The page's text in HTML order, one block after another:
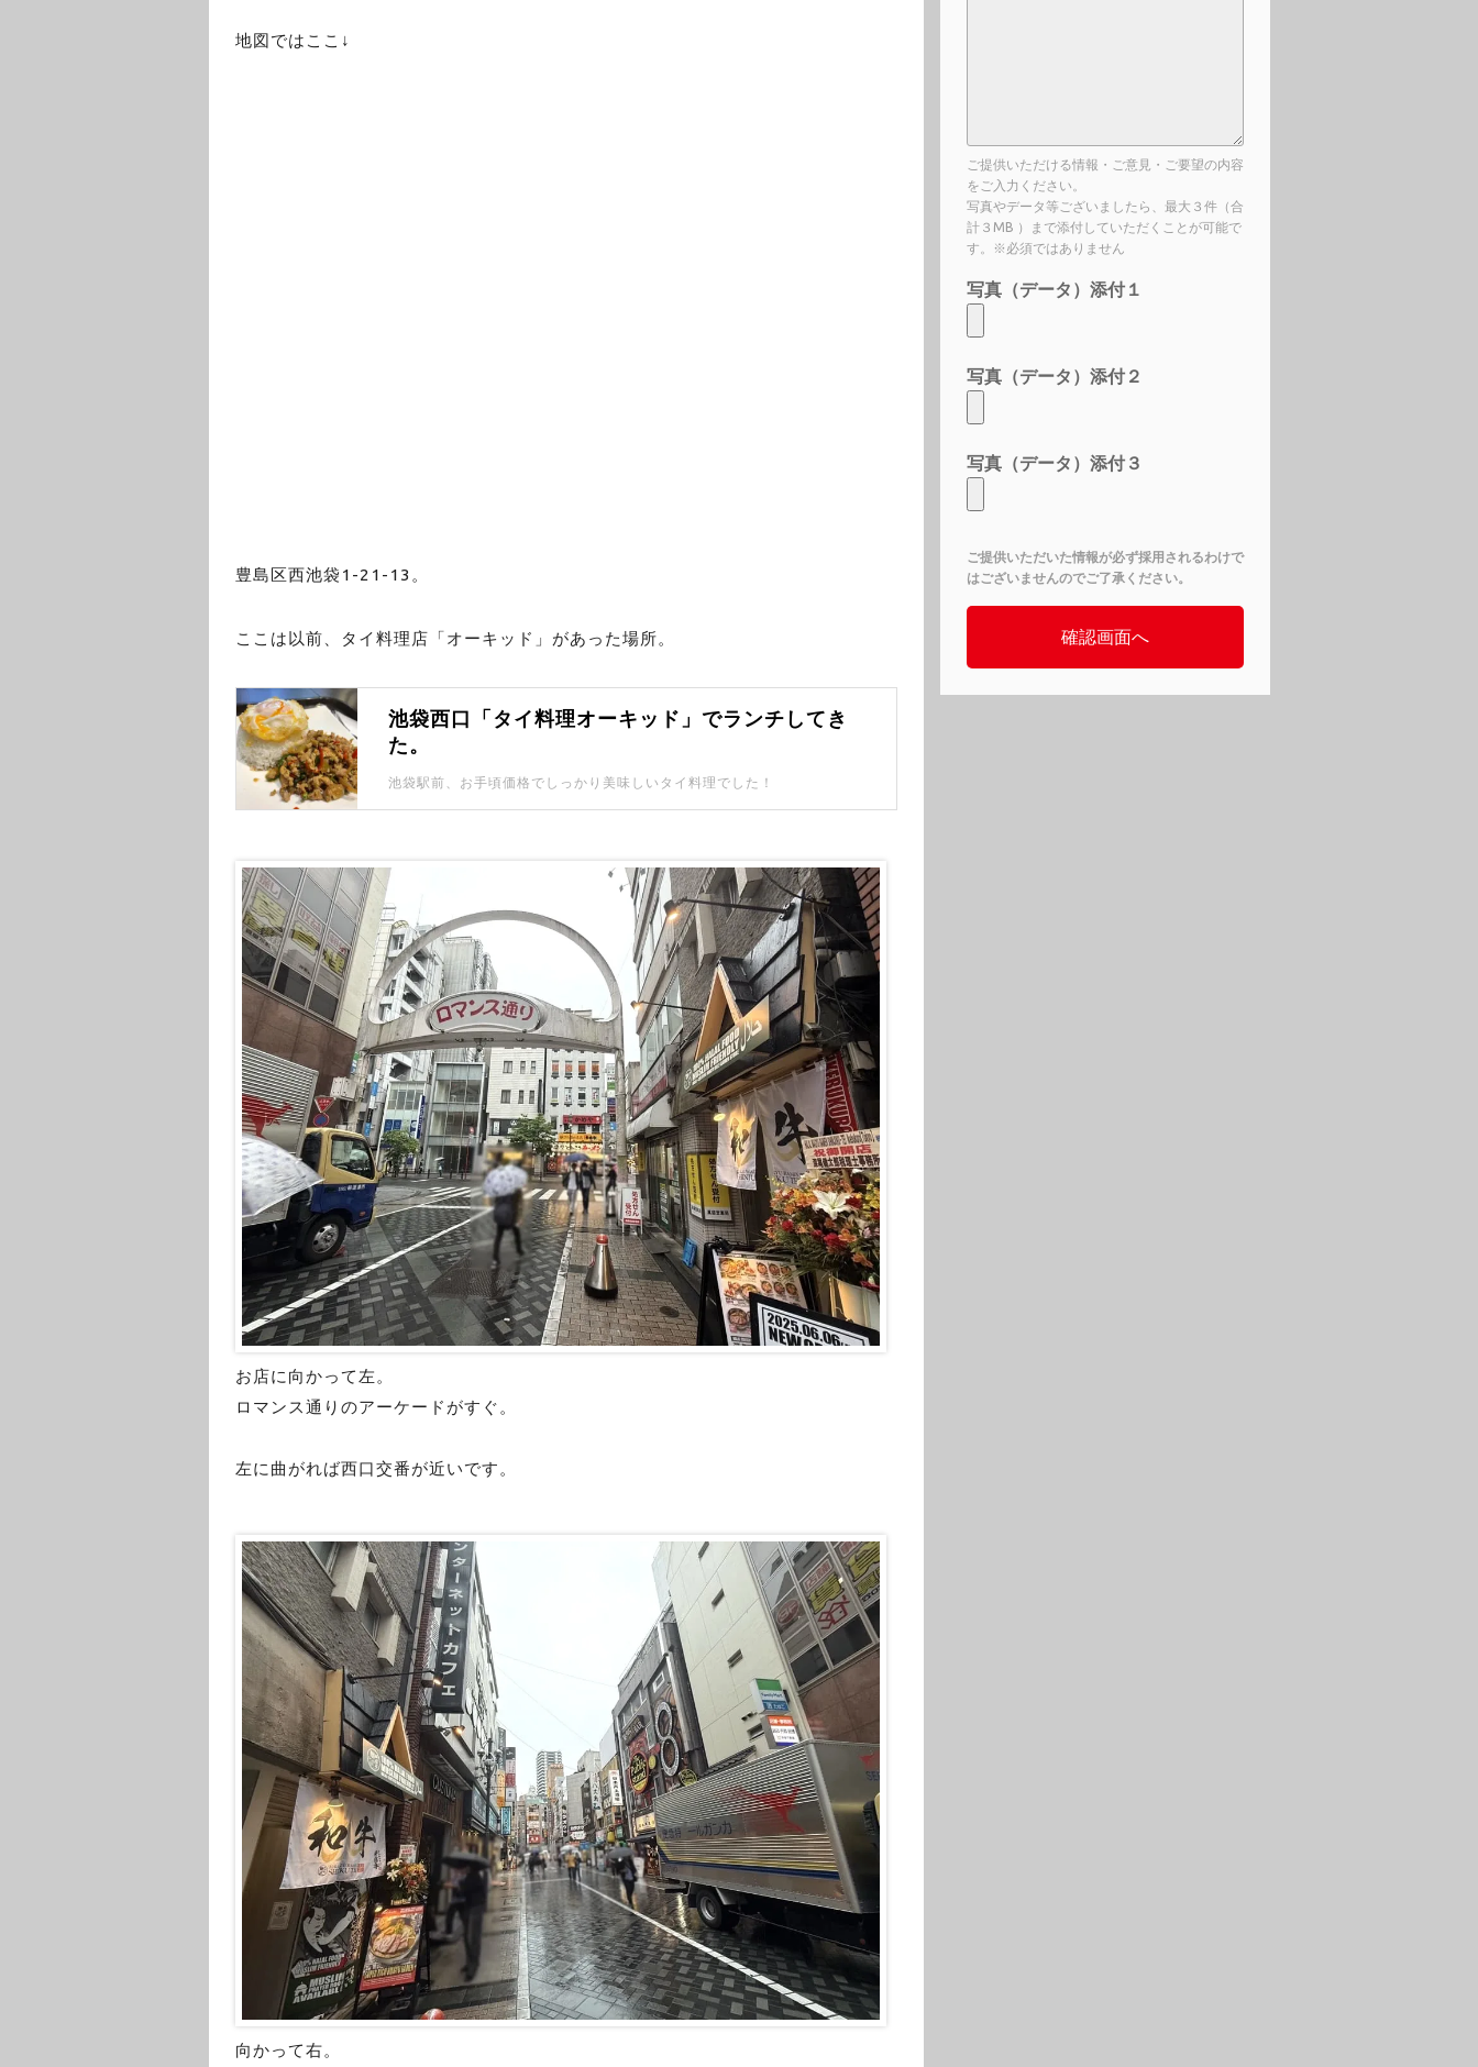
地図ではここ↓
豊島区西池袋1-21-13。
ここは以前、タイ料理店「オーキッド」があった場所。
池袋西口「タイ料理オーキッド」でランチしてき
た。
池袋駅前、お手頃価格でしっかり美味しいタイ料理でした！
お店に向かって左。
ロマンス通りのアーケードがすぐ。
左に曲がれば西口交番が近いです。
向かって右。
ご提供いただける情報・ご意見・ご要望の内容
をご入力ください。
写真やデータ等ございましたら、最大３件（合
計３MB ）まで添付していただくことが可能で
す。※必須ではありません
写真（データ）添付１
写真（データ）添付２
写真（データ）添付３
ご提供いただいた情報が必ず採用されるわけで
はございませんのでご了承ください。